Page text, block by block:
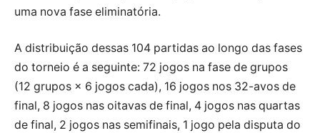
uma nova fase eliminatória.
A distribuição dessas 104 partidas ao longo das fases
do torneio é a seguinte: 72 jogos na fase de grupos
(12 grupos × 6 jogos cada), 16 jogos nos 32-avos de
final, 8 jogos nas oitavas de final, 4 jogos nas quartas
de final, 2 jogos nas semifinais, 1 jogo pela disputa do